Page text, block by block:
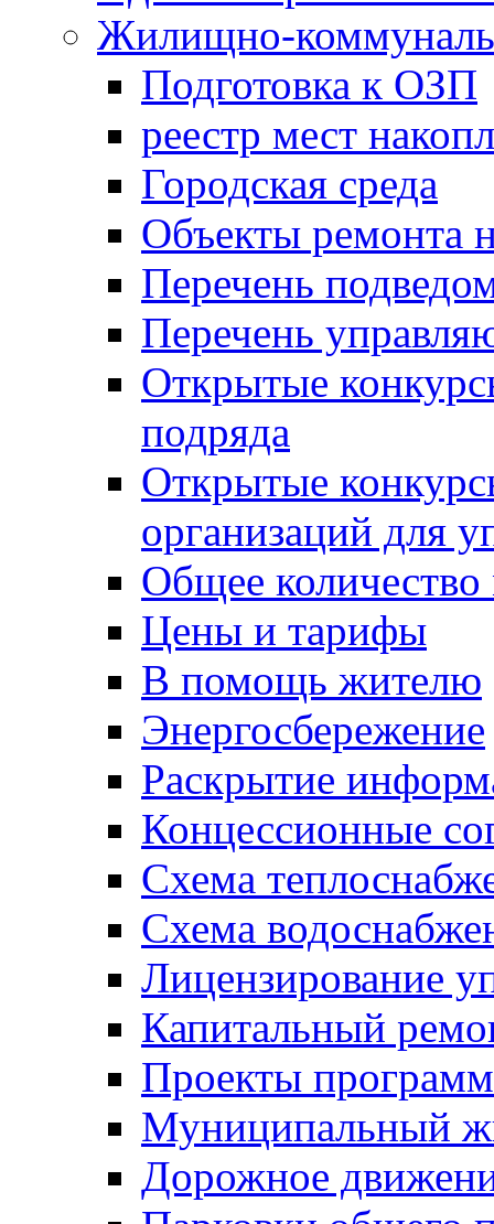
Жилищно-
Подготовка к ОЗП
реестр мест
Городская среда
Объекты ремонта
Перечень
Перечень
Открытые
подряда
Открытые
организаций для
Общее
Цены и тарифы
В помощь жителю
Энергосбережение
Раскрытие
Концессионные
Схема
Схема
Лицензирование
Капитальный
Проекты программ
Муниципальный
Дорожное